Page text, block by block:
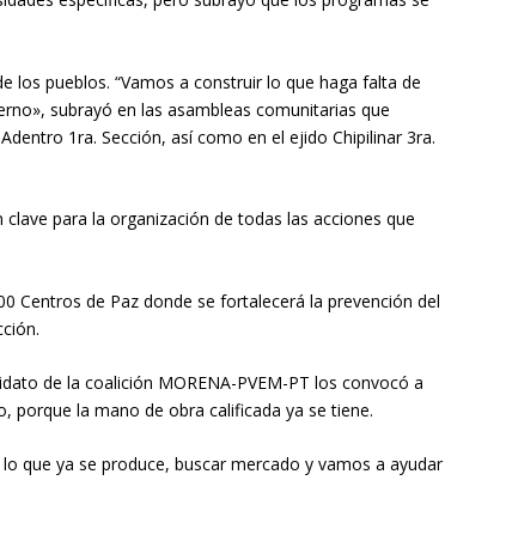
los pueblos. “Vamos a construir lo que haga falta de
subrayó en las asambleas comunitarias que
1ra. Sección, así como en el ejido Chipilinar 3ra.
para la organización de todas las acciones que
Centros de Paz donde se fortalecerá la prevención del
de la coalición MORENA-PVEM-PT los convocó a
porque la mano de obra calificada ya se tiene.
que ya se produce, buscar mercado y vamos a ayudar